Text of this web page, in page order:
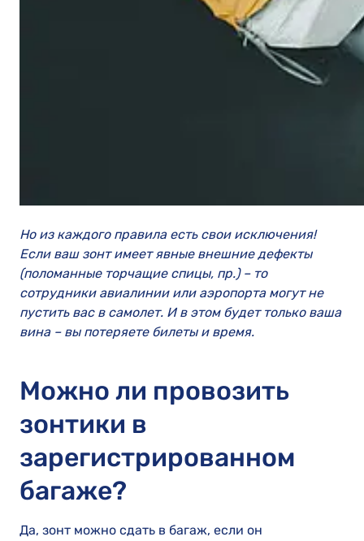
Но из каждого правила есть свои исключения!
Если ваш зонт имеет явные внешние дефекты
(поломанные торчащие спицы, пр.) – то
сотрудники авиалинии или аэропорта могут не
пустить вас в самолет. И в этом будет только ваша
вина – вы потеряете билеты и время.
Можно ли провозить
зонтики в
зарегистрированном
багаже?
Да, зонт можно сдать в багаж, если он